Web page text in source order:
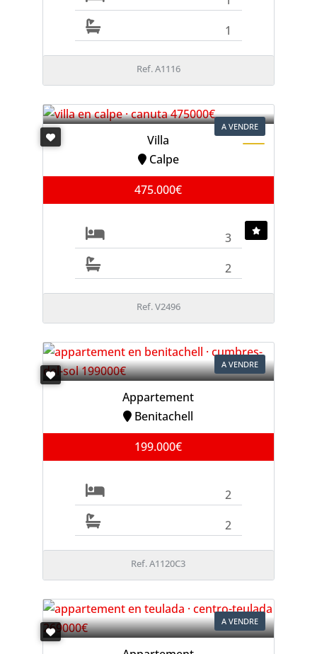
1
Ref. A1116
A VENDRE
Villa
Calpe
475.000€
3
2
Ref. V2496
A VENDRE
Appartement
Benitachell
199.000€
2
2
Ref. A1120C3
A VENDRE